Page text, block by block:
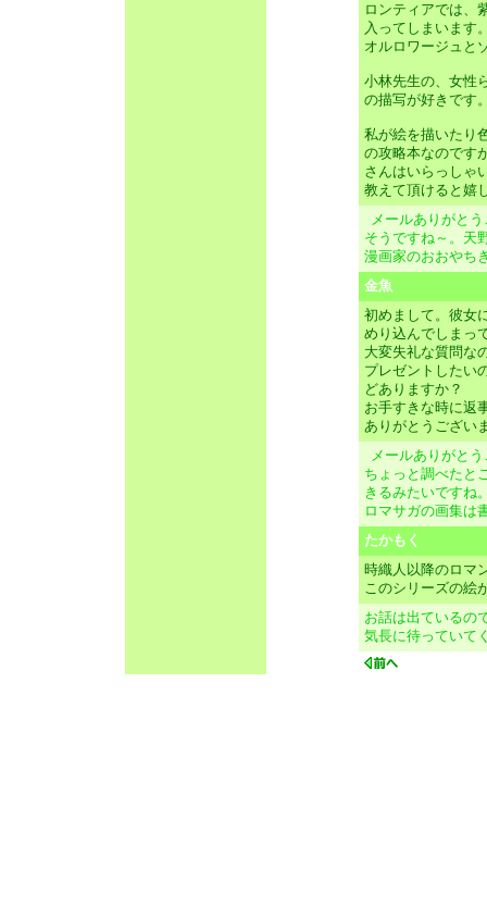
ロンティアでは、
入ってしまいます
オルロワージュと
小林先生の、女性
の描写が好きです
私が絵を描いたり
の攻略本なのです
さんはいらっしゃ
教えて頂けると嬉
メールありがと
そうですね～。天
漫画家のおおやち
金魚
初めまして。彼女
めり込んでしまっ
大変失礼な質問な
プレゼントしたい
どありますか？
お手すきな時に返
ありがとうござい
メールありがと
ちょっと調べたと
きるみたいですね
ロマサガの画集は
たかもく
時織人以降のロマ
このシリーズの絵
お話は出ているの
気長に待っていて